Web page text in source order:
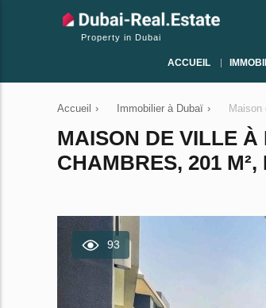
Property in Dubai
ACCUEIL
Accueil › Immobilier à Dubaï ›
MAISON DE VILLE
CHAMBRES, 201
93